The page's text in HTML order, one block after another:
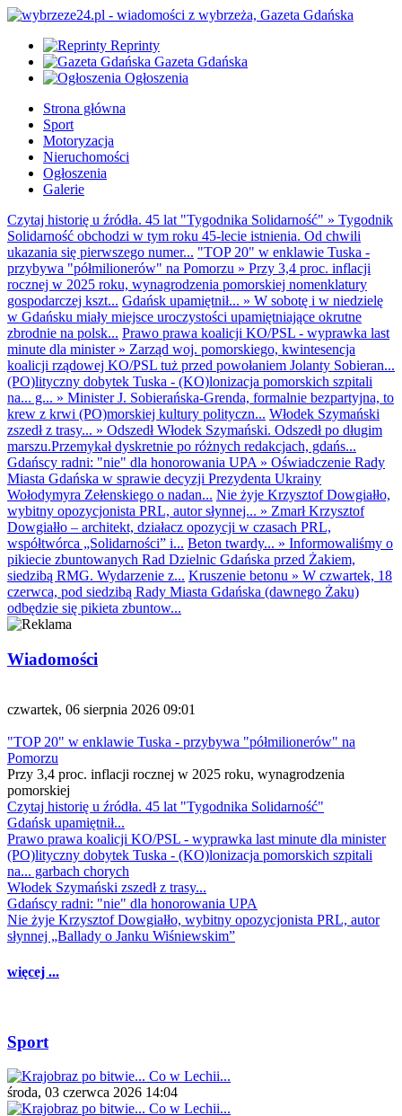
Reprinty
Gazeta Gdańska
Ogłoszenia
Strona główna
Sport
Motoryzacja
Nieruchomości
Ogłoszenia
Galerie
Czytaj historię u źródła. 45 lat "Tygodnika Solidarność" » Tygodnik
Solidarność obchodzi w tym roku 45-lecie istnienia. Od chwili
ukazania się pierwszego numer... "TOP 20" w enklawie Tuska -
przybywa "półmilionerów" na Pomorzu » Przy 3,4 proc. inflacji
rocznej w 2025 roku, wynagrodzenia pomorskiej nomenklatury
gospodarczej kszt... Gdańsk upamiętnił... » W sobotę i w niedzielę
w Gdańsku miały miejsce uroczystości upamiętniające okrutne
zbrodnie na polsk... Prawo prawa koalicji KO/PSL - wyprawka last
minute dla minister» Zarząd woj. pomorskiego, kwintesencja
koalicji rządowej KO/PSL tuż przed powołaniem Jolanty Sobieran...
(PO)lityczny dobytek Tuska - (KO)lonizacja pomorskich szpitali
na... g... » Minister J. Sobierańska-Grenda, formalnie bezpartyjna, to
krew z krwi (PO)morskiej kultury polityczn... Włodek Szymański
zszedł z trasy... » Odszedł Włodek Szymański. Odszedł po długim
marszu.Przemykał dyskretnie po różnych redakcjach, gdańs...
Gdańscy radni: "nie" dla honorowania UPA » Oświadczenie Rady
Miasta Gdańska w sprawie decyzji Prezydenta Ukrainy
Wołodymyra Zełenskiego o nadan... Nie żyje Krzysztof Dowgiałło,
wybitny opozycjonista PRL, autor słynnej... » Zmarł Krzysztof
Dowgiałło – architekt, działacz opozycji w czasach PRL,
współtwórca „Solidarności” i... Beton twardy... » Informowaliśmy o
pikiecie zbuntowanych Rad Dzielnic Gdańska przed Żakiem,
siedzibą RMG. Wydarzenie z... Kruszenie betonu » W czwartek, 18
czerwca, pod siedzibą Rady Miasta Gdańska (dawnego Żaku)
odbędzie się pikieta zbuntow...
Wiadomości
czwartek, 06 sierpnia 2026 09:01
"TOP 20" w enklawie Tuska - przybywa "półmilionerów" na
Pomorzu
Przy 3,4 proc. inflacji rocznej w 2025 roku, wynagrodzenia
pomorskiej
Czytaj historię u źródła. 45 lat "Tygodnika Solidarność"
Gdańsk upamiętnił...
Prawo prawa koalicji KO/PSL - wyprawka last minute dla minister
(PO)lityczny dobytek Tuska - (KO)lonizacja pomorskich szpitali
na... garbach chorych
Włodek Szymański zszedł z trasy...
Gdańscy radni: "nie" dla honorowania UPA
Nie żyje Krzysztof Dowgiałło, wybitny opozycjonista PRL, autor
słynnej „Ballady o Janku Wiśniewskim”
więcej ...
Sport
środa, 03 czerwca 2026 14:04